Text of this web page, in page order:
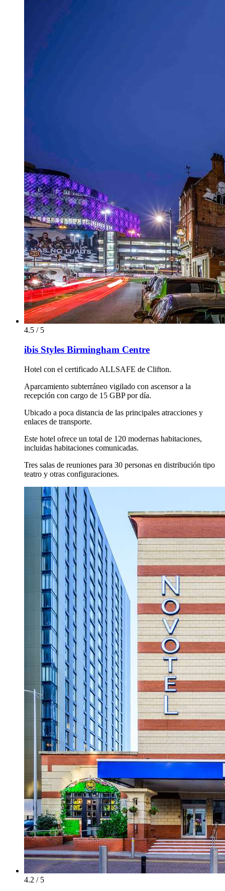
4.5 / 5
ibis Styles Birmingham Centre
Hotel con el certificado ALLSAFE de Clifton.
Aparcamiento subterráneo vigilado con ascensor a la
recepción con cargo de 15 GBP por día.
Ubicado a poca distancia de las principales atracciones y
enlaces de transporte.
Este hotel ofrece un total de 120 modernas habitaciones,
incluidas habitaciones comunicadas.
Tres salas de reuniones para 30 personas en distribución tipo
teatro y otras configuraciones.
4.2 / 5